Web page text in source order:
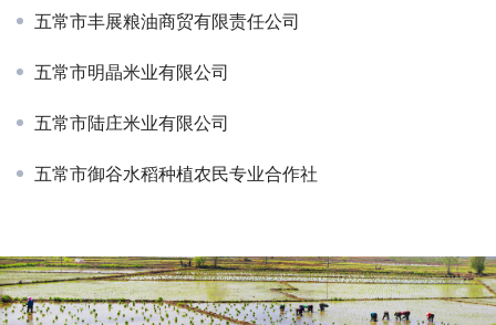
五常市丰展粮油商贸有限责任公司
五常市明晶米业有限公司
五常市陆庄米业有限公司
五常市御谷水稻种植农民专业合作社